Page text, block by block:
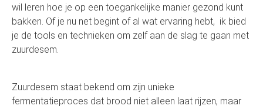
wil leren hoe je op een toegankelijke manier gezond kunt
bakken. Of je nu net begint of al wat ervaring hebt, ik bied
je de tools en technieken om zelf aan de slag te gaan met
zuurdesem.
Zuurdesem staat bekend om zijn unieke
fermentatieproces dat brood niet alleen laat rijzen, maar